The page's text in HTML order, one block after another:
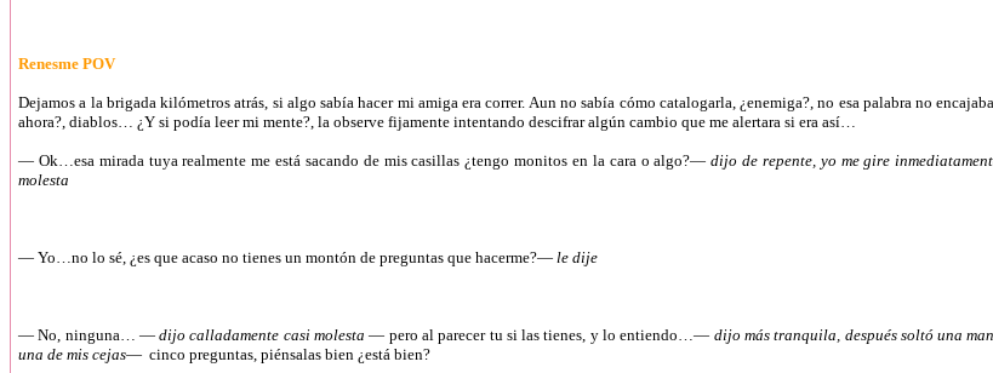
Renesme POV
Dejamos a la brigada kilómetros atrás, si algo sabía hacer mi amiga era correr. Aun no sabía cómo catalogarla, ¿enemiga?, no esa palabra no
ahora?, diablos… ¿Y si podía leer mi mente?, la observe fijamente intentando descifrar algún cambio que me alertara si era así…
— Ok…esa mirada tuya realmente me está sacando de mis casillas ¿tengo monitos en la cara o algo?—dijo de repente, yo me gire
molesta
— Yo…no lo sé, ¿es que acaso no tienes un montón de preguntas que hacerme?— le dije
— No, ninguna… —dijo calladamente casi molesta— pero al parecer tu si las tienes, y lo entiendo…— dijo más tranquila, después soltó una
una de mis cejas— cinco preguntas, piénsalas bien ¿está bien?